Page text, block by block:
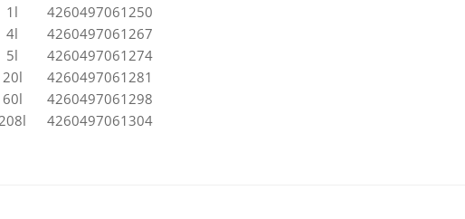
1l
4260497061250
4l
4260497061267
5l
4260497061274
20l
4260497061281
60l
4260497061298
208l
4260497061304